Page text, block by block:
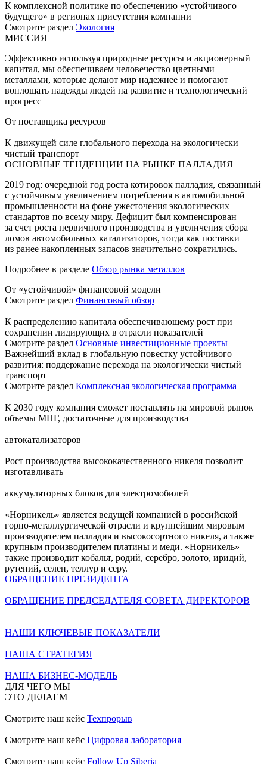
К комплексной политике по обеспечению «устойчивого
будущего» в регионах присутствия компании
Смотрите раздел Экология
МИССИЯ
Эффективно используя природные ресурсы и акционерный
капитал, мы обеспечиваем человечество цветными
металлами, которые делают мир надежнее и помогают
воплощать надежды людей на развитие и технологический
прогресс
От поставщика ресурсов
К движущей силе глобального перехода на экологически
чистый транспорт
ОСНОВНЫЕ ТЕНДЕНЦИИ НА РЫНКЕ ПАЛЛАДИЯ
2019 год: очередной год роста котировок палладия, связанный
с устойчивым увеличением потребления в автомобильной
промышленности на фоне ужесточения экологических
стандартов по всему миру. Дефицит был компенсирован
за счет роста первичного производства и увеличения сбора
ломов автомобильных катализаторов, тогда как поставки
из ранее накопленных запасов значительно сократились.
Подробнее в разделе Обзор рынка металлов
От «устойчивой» финансовой модели
Смотрите раздел Финансовый обзор
К распределению капитала обеспечивающему рост при
сохранении лидирующих в отрасли показателей
Смотрите раздел Основные инвестиционные проекты
Важнейший вклад в глобальную повестку устойчивого
развития: поддержание перехода на экологически чистый
транспорт
Смотрите раздел Комплексная экологическая программа
К 2030 году компания сможет поставлять на мировой рынок
объемы МПГ, достаточные для производства
автокатализаторов
Рост производства высококачественного никеля позволит
изготавливать
аккумуляторных блоков для электромобилей
«Норникель» является ведущей компанией в российской
горно-металлургической отрасли и крупнейшим мировым
производителем палладия и высокосортного никеля, а также
крупным производителем платины и меди. «Норникель»
также производит кобальт, родий, серебро, золото, иридий,
рутений, селен, теллур и серу.
ОБРАЩЕНИЕ ПРЕЗИДЕНТА
ОБРАЩЕНИЕ ПРЕДСЕДАТЕЛЯ СОВЕТА ДИРЕКТОРОВ
НАШИ КЛЮЧЕВЫЕ ПОКАЗАТЕЛИ
НАША СТРАТЕГИЯ
НАША БИЗНЕС-МОДЕЛЬ
ДЛЯ ЧЕГО МЫ
ЭТО ДЕЛАЕМ
Смотрите наш кейс Техпрорыв
Смотрите наш кейс Цифровая лаборатория
Смотрите наш кейс Follow Up Siberia